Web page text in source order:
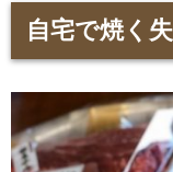
自宅で焼く